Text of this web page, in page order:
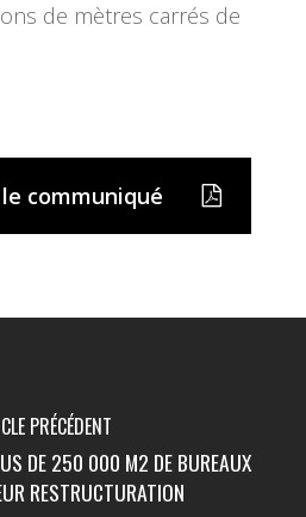
de mètres carrés de
communiqué
PRÉCÉDENT
DE 250 000 M2 DE BUREAUX
RESTRUCTURATION